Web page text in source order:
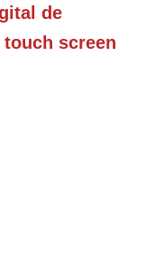
de
screen